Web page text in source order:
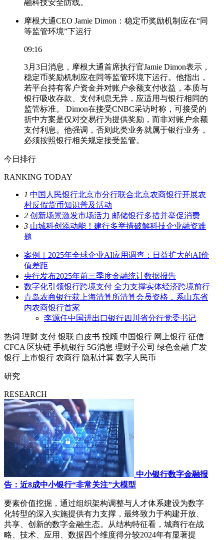
融科技安全防线。
摩根大通CEO Jamie Dimon：稳定币奖励机制应在“同
等监管环境”下运行
09:16
3月3日消息，摩根大通首席执行官Jamie Dimon表示，
稳定币奖励机制应在同等监管环境下运行。他指出，
若平台持有客户资金并对账户余额支付收益，本质与
银行吸收存款、支付利息无异，应适用与银行相同的
监管标准。 Dimon在接受CNBC采访时称，可接受的
折中方案是仅对交易行为提供奖励，而非对账户余额
支付利息。他强调，否则此类业务就属于银行业务，
必须按照银行相关规定接受监管。
今日排行
RANKING TODAY
1 中国人民银行北京市分行联合北京农商银行开展农
村反假货币知识普及活动
2 创新场景激发市场活力 邮储银行多措并举促消费
3 山城科创添动能！建行多举措破解科技企业融资难
题
案例｜2025年全球企业AI应用调查：日益扩大的AI价
值差距
央行发布2025年前三季度金融统计数据报告
数字化引领银行跨境支付 全力支撑实体经济跨境前行
青岛农商银行获上海清算所清算会员资格，系山东省
内农商银行首家
李源任中国进出口银行四川省分行党委书记
热词 理财 支付 银联 白皮书 投顾 中国银行 网上银行 征信
CFCA 区块链 手机银行 5G消息 理财子公司 绿色金融 广发
银行
上市银行 农商行 隐私计算 数字人民币
研究
RESEARCH
中小银行数字金融报
告：近8成中小银行“非常关注”大模型
要素价值挖掘，通过组织架构调整与人才体系建设为数字
化转型的深入实施提供有力支撑，最终致力于构建开放、
共享、创新的数字金融生态。从结构特征看，城商行在战
略、技术、应用、数据四个维度得分较2024年有显著提